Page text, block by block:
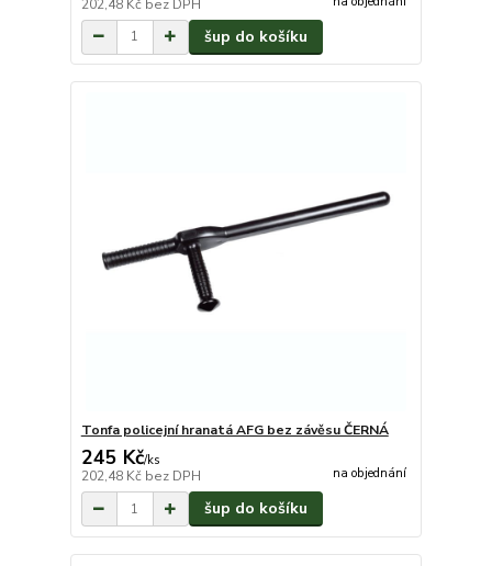
202,48 Kč bez DPH
šup do košíku
Tonfa policejní hranatá AFG bez závěsu ČERNÁ
245 Kč/ks
202,48 Kč bez DPH na objednání
šup do košíku